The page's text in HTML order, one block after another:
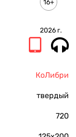
16+
2026 г.
КоЛибри
твердый
720